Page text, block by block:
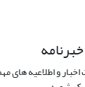
و اطلاعیه های